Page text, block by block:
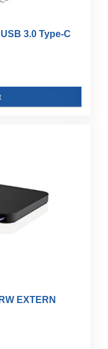
3.0 Type-C
EXTERN